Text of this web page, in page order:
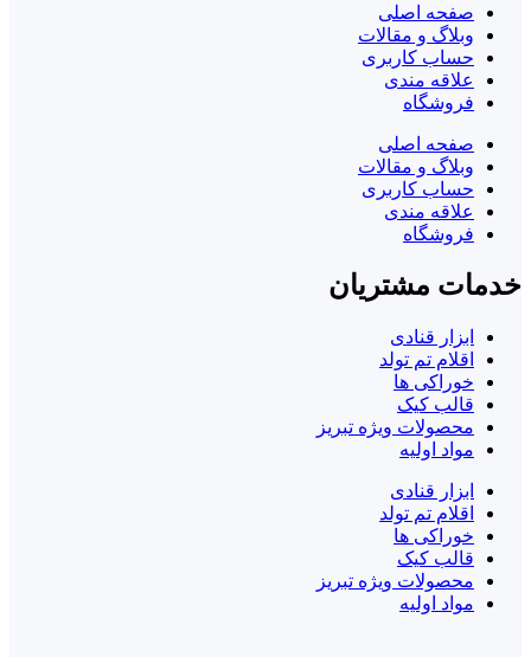
صفحه اصلی
وبلاگ و مقالات
حساب کاربری
علاقه مندی
فروشگاه
صفحه اصلی
وبلاگ و مقالات
حساب کاربری
علاقه مندی
فروشگاه
خدمات مشتریان
ابزار قنادی
اقلام تم تولد
خوراکی ها
قالب کیک
محصولات ویژه تبریز
مواد اولیه
ابزار قنادی
اقلام تم تولد
خوراکی ها
قالب کیک
محصولات ویژه تبریز
مواد اولیه